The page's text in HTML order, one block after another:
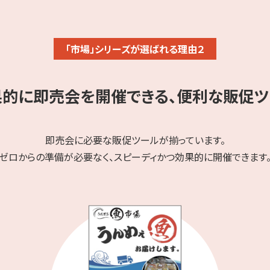
「市場」シリーズが選ばれる理由２
に即売会を開催できる、便利な販促
即売会に必要な販促ツールが揃っています。
ロからの準備が必要なく、スピーディかつ効果的に開催できます